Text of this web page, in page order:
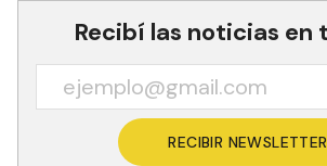
Recibí las noticias en
RECIBIR NEWSLETTER